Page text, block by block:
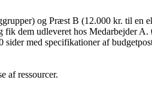
og Præst B (12.000 kr. til en
dem udleveret hos Medarbejder
med specifikationer af
af ressourcer.